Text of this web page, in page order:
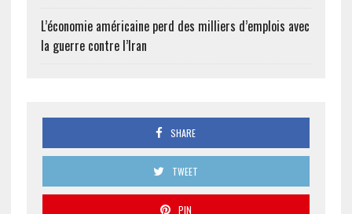
L’économie américaine perd des milliers d’emplois avec
la guerre contre l’Iran
SHARE
TWEET
PIN